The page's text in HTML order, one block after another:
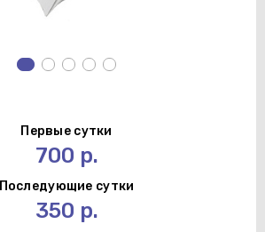
Первые сутки
700 р.
Последующие сутки
350 р.